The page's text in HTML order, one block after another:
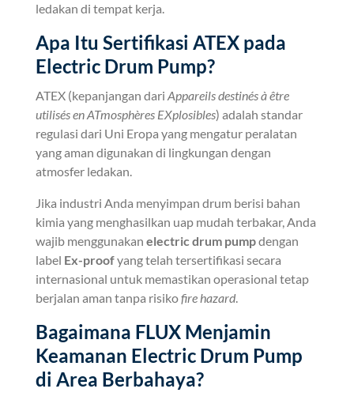
ledakan di tempat kerja.
Apa Itu Sertifikasi ATEX pada
Electric Drum Pump?
ATEX (kepanjangan dari Appareils destinés à être
utilisés en ATmosphères EXplosibles) adalah standar
regulasi dari Uni Eropa yang mengatur peralatan
yang aman digunakan di lingkungan dengan
atmosfer ledakan.
Jika industri Anda menyimpan drum berisi bahan
kimia yang menghasilkan uap mudah terbakar, Anda
wajib menggunakan electric drum pumpdengan
label Ex-proofyang telah tersertifikasi secara
internasional untuk memastikan operasional tetap
berjalan aman tanpa risikofire hazard.
Bagaimana FLUX Menjamin
Keamanan Electric Drum Pump
di Area Berbahaya?